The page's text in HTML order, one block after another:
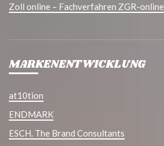
Zoll online – Fachverfahren ZGR-online
MARKENENTWICKLUNG
at10tion
ENDMARK
ESCH. The Brand Consultants